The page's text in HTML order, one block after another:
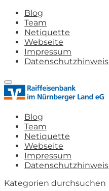
Blog
Team
Netiquette
Webseite
Impressum
Datenschutzhinweis
Blog
Team
Netiquette
Webseite
Impressum
Datenschutzhinweis
Kategorien durchsuchen